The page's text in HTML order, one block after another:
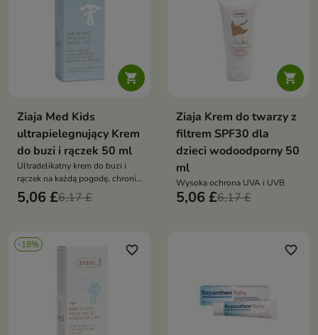

Ziaja Med Kids
ultrapielegnujący Krem
do buzi i rączek 50 ml
Ultradelikatny krem do buzi i
rączek na każdą pogodę, chroni i
nawilża skórę dziecka od 1. dnia
życia, bez substancji
5,06 £6,17 £

Ziaja Krem do twarzy z
filtrem SPF30 dla
dzieci wodoodporny 50
ml
Wysoka ochrona UVA i UVB
5,06 £6,17 £
-18% favorite_border favorite_border